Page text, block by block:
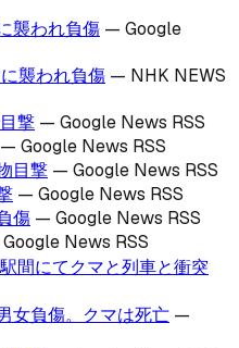
襲われ負傷 — Google
襲われ負傷 — NHK NEWS
撃 — Google News RSS
— Google News RSS
目撃 — Google News RSS
— Google News RSS
傷 — Google News RSS
Google News RSS
間にてクマと列車と衝突
女負傷。クマは死亡 —